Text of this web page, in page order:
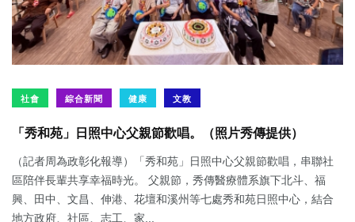
社會 綜合新聞 健康 文教
「秀和苑」日照中心父親節歡唱。（照片秀傳提供）
（記者周為政彰化報導）「秀和苑」日照中心父親節歡唱，串聯社
區陪伴長輩共享幸福時光。 父親節，秀傳醫療體系旗下北斗、福
興、田中、文昌、伸港、花壇和溪州等七處秀和苑日照中心，結合
地方政府、社區、志工、家...